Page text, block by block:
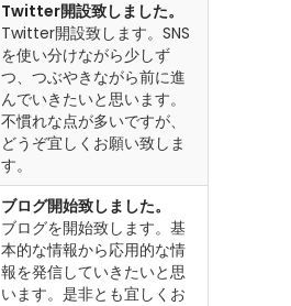
Twitter開設致しました。
Twitter開設致します。SNS
を使い分けながら少しず
つ、つぶやきながら前に進
んでいきたいと思います。
不慣れな点が多いですが、
どうぞ宜しくお願い致しま
す。
ブログ開始致しました。
ブログを開始致します。基
本的な情報から応用的な情
報を発信していきたいと思
います。是非とも宜しくお